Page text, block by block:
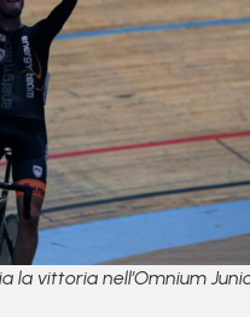
la vittoria nell’Omnium